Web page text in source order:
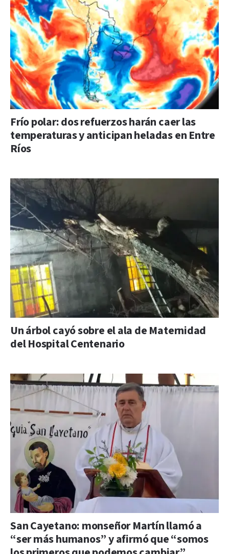
Frío polar: dos refuerzos harán caer las
temperaturas y anticipan heladas en Entre
Ríos
Un árbol cayó sobre el ala de Maternidad
del Hospital Centenario
San Cayetano: monseñor Martín llamó a
“ser más humanos” y afirmó que “somos